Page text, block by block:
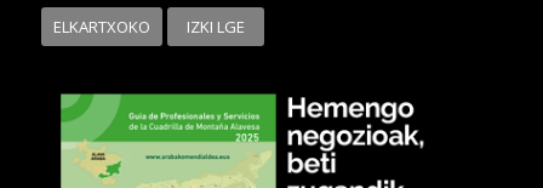
ELKARTXOKO IZKI LGE